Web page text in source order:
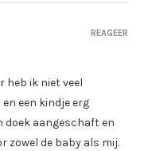
heb ik niet veel
een kindje erg
doek aangeschaft en
zowel de baby als mij.
REAGEER